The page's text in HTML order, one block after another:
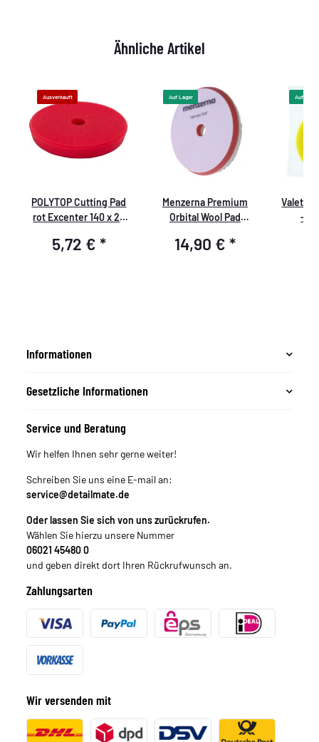
Ähnliche Artikel
Ausverkauft
POLYTOP Cutting Pad
rot Excenter 140 x 25
5,72 € *
Auf Lager
Menzerna Premium
Orbital Wool Pad
14,90 € *
Auf Lager
-
Informationen
Gesetzliche Informationen
Service und Beratung
Wir helfen Ihnen sehr gerne weiter!
Schreiben Sie uns eine E-mail an:
service@detailmate.de
Oder lassen Sie sich von uns zurückrufen.
Wählen Sie hierzu unsere Nummer
06021 45480 0
und geben direkt dort Ihren Rückrufwunsch an.
Zahlungsarten
Wir versenden mit